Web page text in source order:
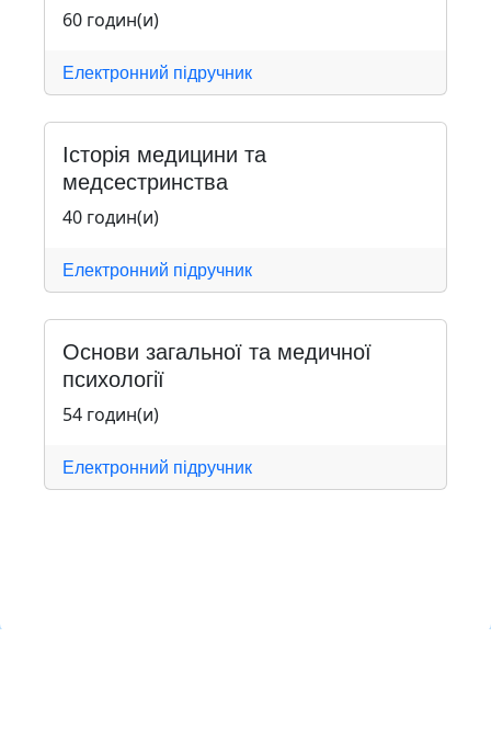
60 годин(и)
Електронний підручник
Історія медицини та
медсестринства
40 годин(и)
Електронний підручник
Основи загальної та медичної
психології
54 годин(и)
Електронний підручник